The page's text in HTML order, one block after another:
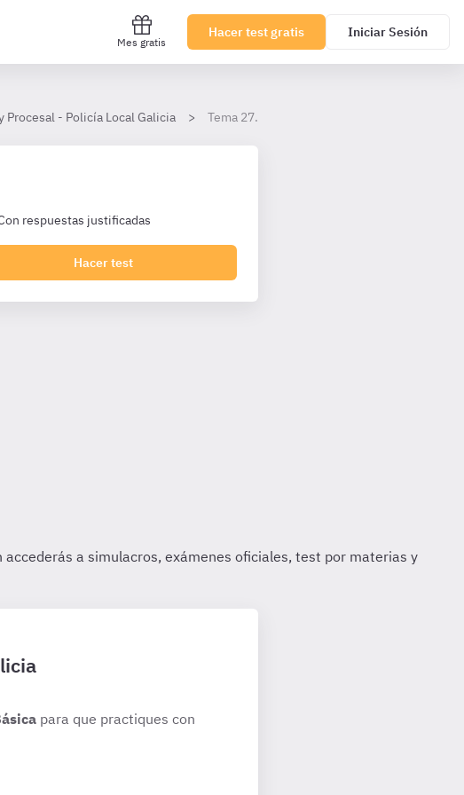
Mes gratis
Hacer test gratis Iniciar Sesión
Procesal - Policía Local Galicia Tema 27. El atestado
respuestas justificadas
Hacer test
para que practiques con